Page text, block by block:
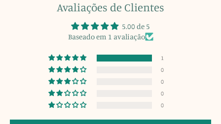
Avaliações de Clientes
5.00 de 5
Baseado em 1 avaliação
1
0
0
0
0